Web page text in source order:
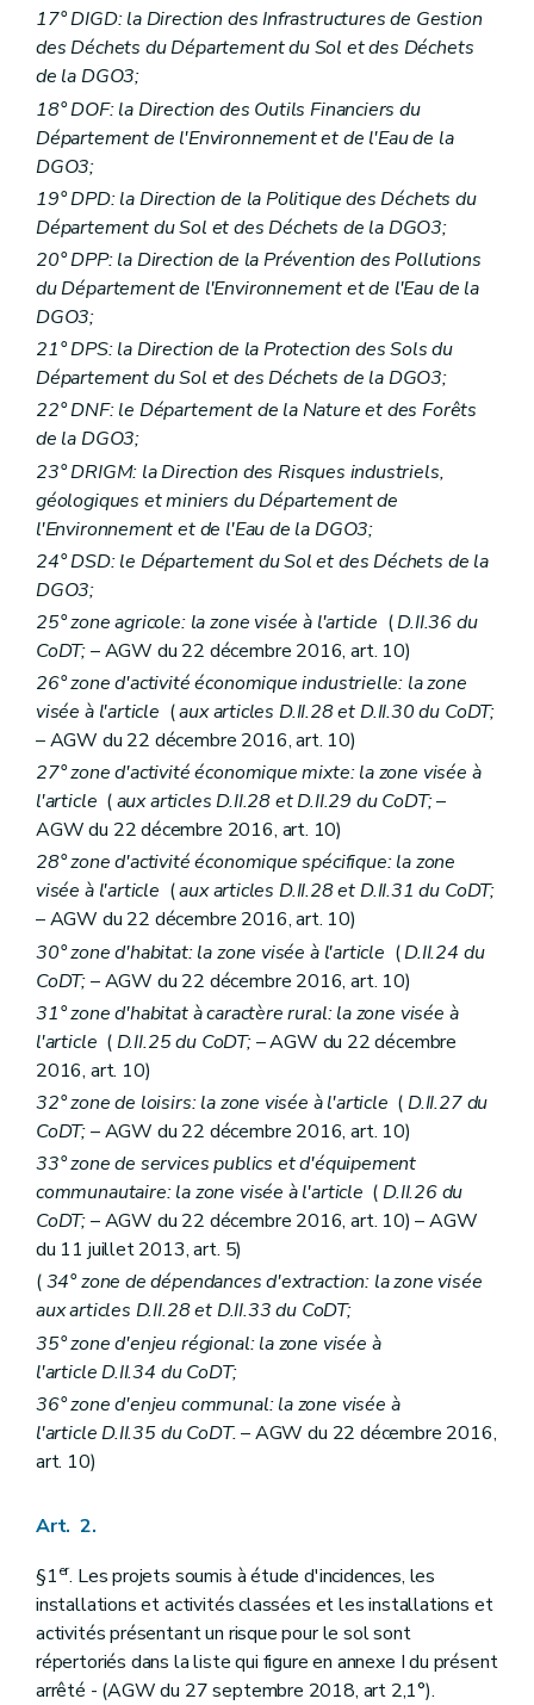
17° DIGD: la Direction des Infrastructures de Gestion
des Déchets du Département du Sol et des Déchets
de la DGO3;
18° DOF: la Direction des Outils Financiers du
Département de l'Environnement et de l'Eau de la
DGO3;
19° DPD: la Direction de la Politique des Déchets du
Département du Sol et des Déchets de la DGO3;
20° DPP: la Direction de la Prévention des Pollutions
du Département de l'Environnement et de l'Eau de la
DGO3;
21° DPS: la Direction de la Protection des Sols du
Département du Sol et des Déchets de la DGO3;
22° DNF: le Département de la Nature et des Forêts
de la DGO3;
23° DRIGM: la Direction des Risques industriels,
géologiques et miniers du Département de
l'Environnement et de l'Eau de la DGO3;
24° DSD: le Département du Sol et des Déchets de la
DGO3;
25° zone agricole: la zone visée à l'article (D.II.36 du
CoDT;– AGW du 22 décembre 2016, art. 10)
26° zone d'activité économique industrielle: la zone
visée à l'article (aux articles D.II.28 et D.II.30 du CoDT;
– AGW du 22 décembre 2016, art. 10)
27° zone d'activité économique mixte: la zone visée à
l'article (aux articles D.II.28 et D.II.29 du CoDT;–
AGW du 22 décembre 2016, art. 10)
28° zone d'activité économique spécifique: la zone
visée à l'article (aux articles D.II.28 et D.II.31 du CoDT;
– AGW du 22 décembre 2016, art. 10)
30° zone d'habitat: la zone visée à l'article (D.II.24 du
CoDT;– AGW du 22 décembre 2016, art. 10)
31° zone d'habitat à caractère rural: la zone visée à
l'article (D.II.25 du CoDT;– AGW du 22 décembre
2016, art. 10)
32° zone de loisirs: la zone visée à l'article (D.II.27 du
CoDT;– AGW du 22 décembre 2016, art. 10)
33° zone de services publics et d'équipement
communautaire: la zone visée à l'article (D.II.26 du
CoDT;– AGW du 22 décembre 2016, art. 10) – AGW
du 11 juillet 2013, art. 5)
(34° zone de dépendances d'extraction: la zone visée
aux articles D.II.28 et D.II.33 du CoDT;
35° zone d'enjeu régional: la zone visée à
l'article D.II.34 du CoDT;
36° zone d'enjeu communal: la zone visée à
l'article D.II.35 du CoDT.– AGW du 22 décembre 2016,
art. 10)
Art. 2.
§1er. Les projets soumis à étude d'incidences, les
installations et activités classées et les installations et
activités présentant un risque pour le sol sont
répertoriés dans la liste qui figure en annexe I du présent
arrêté - (AGW du 27 septembre 2018, art 2,1°).